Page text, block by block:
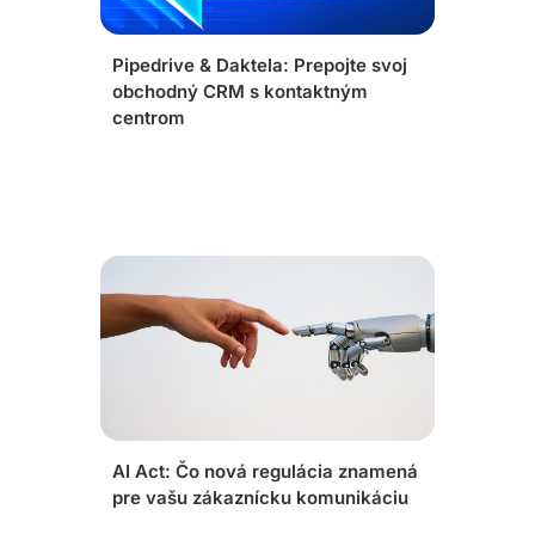
Pipedrive & Daktela: Prepojte svoj
obchodný CRM s kontaktným
centrom
AI Act: Čo nová regulácia znamená
pre vašu zákaznícku komunikáciu